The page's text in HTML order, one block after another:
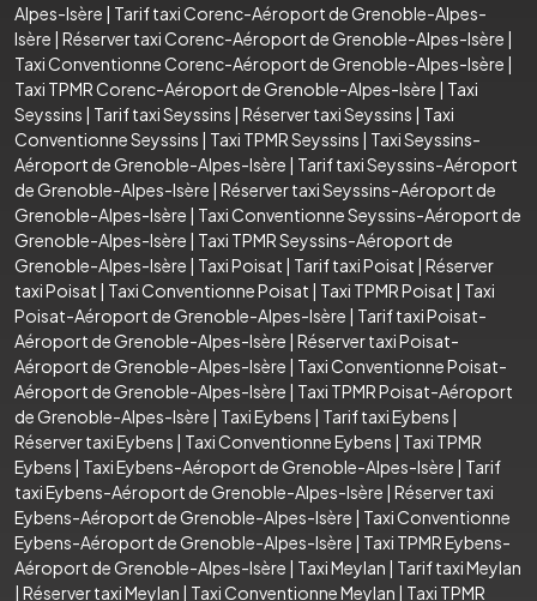
Alpes-Isère | Tarif taxi Corenc-Aéroport de Grenoble-Alpes-
Isère | Réserver taxi Corenc-Aéroport de Grenoble-Alpes-Isère |
Taxi Conventionne Corenc-Aéroport de Grenoble-Alpes-Isère |
Taxi TPMR Corenc-Aéroport de Grenoble-Alpes-Isère | Taxi
Seyssins | Tarif taxi Seyssins | Réserver taxi Seyssins | Taxi
Conventionne Seyssins | Taxi TPMR Seyssins | Taxi Seyssins-
Aéroport de Grenoble-Alpes-Isère | Tarif taxi Seyssins-Aéroport
de Grenoble-Alpes-Isère | Réserver taxi Seyssins-Aéroport de
Grenoble-Alpes-Isère | Taxi Conventionne Seyssins-Aéroport de
Grenoble-Alpes-Isère | Taxi TPMR Seyssins-Aéroport de
Grenoble-Alpes-Isère | Taxi Poisat | Tarif taxi Poisat | Réserver
taxi Poisat | Taxi Conventionne Poisat | Taxi TPMR Poisat | Taxi
Poisat-Aéroport de Grenoble-Alpes-Isère | Tarif taxi Poisat-
Aéroport de Grenoble-Alpes-Isère | Réserver taxi Poisat-
Aéroport de Grenoble-Alpes-Isère | Taxi Conventionne Poisat-
Aéroport de Grenoble-Alpes-Isère | Taxi TPMR Poisat-Aéroport
de Grenoble-Alpes-Isère | Taxi Eybens | Tarif taxi Eybens |
Réserver taxi Eybens | Taxi Conventionne Eybens | Taxi TPMR
Eybens | Taxi Eybens-Aéroport de Grenoble-Alpes-Isère | Tarif
taxi Eybens-Aéroport de Grenoble-Alpes-Isère | Réserver taxi
Eybens-Aéroport de Grenoble-Alpes-Isère | Taxi Conventionne
Eybens-Aéroport de Grenoble-Alpes-Isère | Taxi TPMR Eybens-
Aéroport de Grenoble-Alpes-Isère | Taxi Meylan | Tarif taxi Meylan
| Réserver taxi Meylan | Taxi Conventionne Meylan | Taxi TPMR